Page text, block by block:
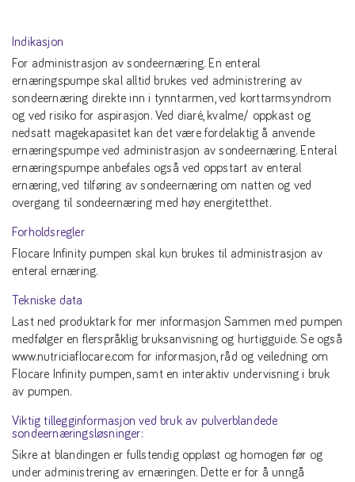
Indikasjon
For administrasjon av sondeernæring. En enteral
ernæringspumpe skal alltid brukes ved administrering av
sondeernæring direkte inn i tynntarmen, ved korttarmsyndrom
og ved risiko for aspirasjon. Ved diaré, kvalme/ oppkast og
nedsatt magekapasitet kan det være fordelaktig å anvende
ernæringspumpe ved administrasjon av sondeernæring. Enteral
ernæringspumpe anbefales også ved oppstart av enteral
ernæring, ved tilføring av sondeernæring om natten og ved
overgang til sondeernæring med høy energitetthet.
Forholdsregler
Flocare Infinity pumpen skal kun brukes til administrasjon av
enteral ernæring.
Tekniske data
Last ned produktark for mer informasjon Sammen med pumpen
medfølger en flerspråklig bruksanvisning og hurtigguide. Se også
www.nutriciaflocare.com for informasjon, råd og veiledning om
Flocare Infinity pumpen, samt en interaktiv undervisning i bruk
av pumpen.
Viktig tillegginformasjon ved bruk av pulverblandede
sondeernæringsløsninger:
Sikre at blandingen er fullstendig oppløst og homogen før og
under administrering av ernæringen. Dette er for å unngå